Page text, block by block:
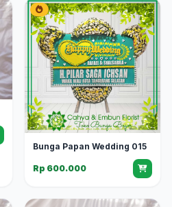
Bunga Papan Wedding 015
Rp 600.000